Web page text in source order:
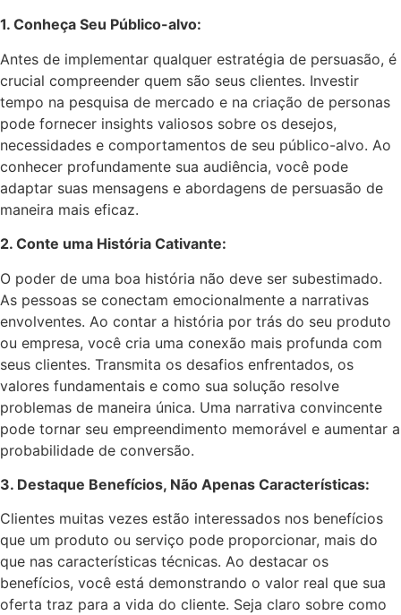
1. Conheça Seu Público-alvo:
Antes de implementar qualquer estratégia de persuasão, é
crucial compreender quem são seus clientes. Investir
tempo na pesquisa de mercado e na criação de personas
pode fornecer insights valiosos sobre os desejos,
necessidades e comportamentos de seu público-alvo. Ao
conhecer profundamente sua audiência, você pode
adaptar suas mensagens e abordagens de persuasão de
maneira mais eficaz.
2. Conte uma História Cativante:
O poder de uma boa história não deve ser subestimado.
As pessoas se conectam emocionalmente a narrativas
envolventes. Ao contar a história por trás do seu produto
ou empresa, você cria uma conexão mais profunda com
seus clientes. Transmita os desafios enfrentados, os
valores fundamentais e como sua solução resolve
problemas de maneira única. Uma narrativa convincente
pode tornar seu empreendimento memorável e aumentar a
probabilidade de conversão.
3. Destaque Benefícios, Não Apenas Características:
Clientes muitas vezes estão interessados nos benefícios
que um produto ou serviço pode proporcionar, mais do
que nas características técnicas. Ao destacar os
benefícios, você está demonstrando o valor real que sua
oferta traz para a vida do cliente. Seja claro sobre como